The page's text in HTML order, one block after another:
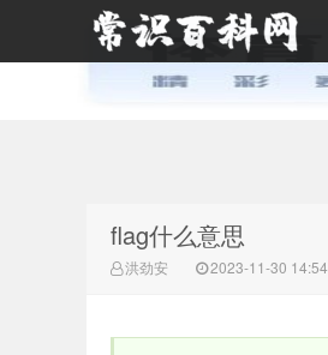
flag什么意思
洪劲安 2023-11-30 14:54